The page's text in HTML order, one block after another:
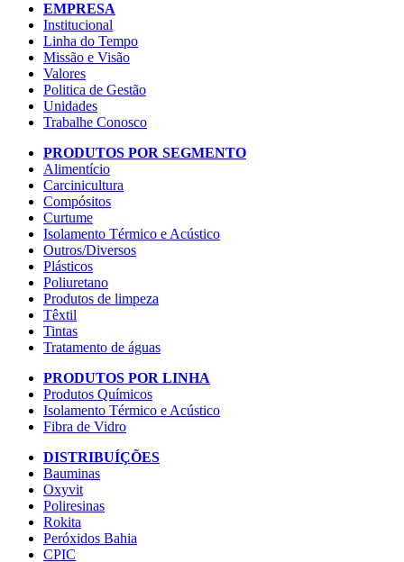
EMPRESA
Institucional
Linha do Tempo
Missão e Visão
Valores
Politica de Gestão
Unidades
Trabalhe Conosco
PRODUTOS POR SEGMENTO
Alimentício
Carcinicultura
Compósitos
Curtume
Isolamento Térmico e Acústico
Outros/Diversos
Plásticos
Poliuretano
Produtos de limpeza
Têxtil
Tintas
Tratamento de águas
PRODUTOS POR LINHA
Produtos Químicos
Isolamento Térmico e Acústico
Fibra de Vidro
DISTRIBUÍÇÕES
Bauminas
Oxyvit
Poliresinas
Rokita
Peróxidos Bahia
CPIC